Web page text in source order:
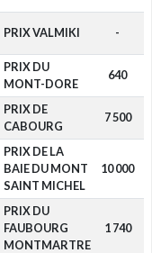
PRIX VALMIKI -
PRIX DU
MONT-DORE
640
PRIX DE
CABOURG
7 500
PRIX DE LA
BAIE DU MONT
SAINT MICHEL
10 000
PRIX DU
FAUBOURG
MONTMARTRE
1 740